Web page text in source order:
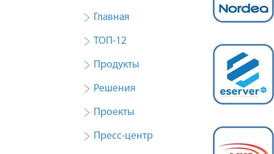
Главная
ТОП-12
Продукты
Решения
Проекты
Пресс-центр